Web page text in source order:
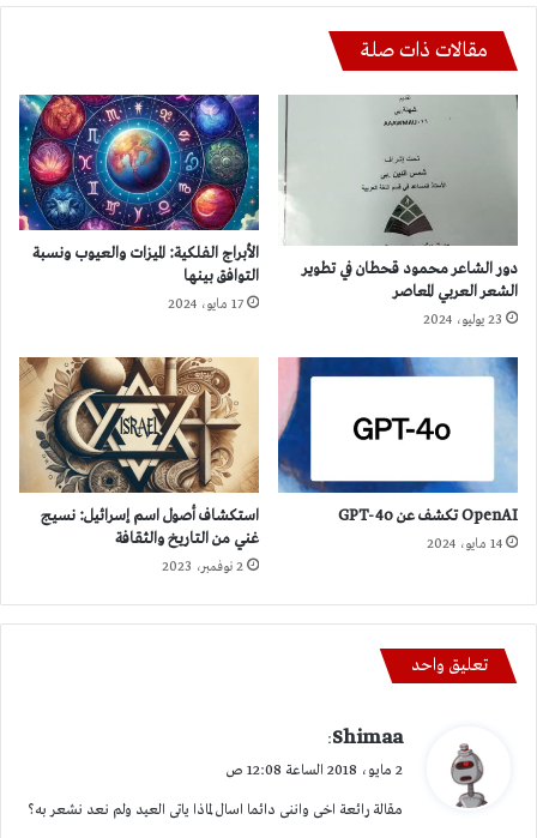
مقالات ذات صلة
دور الشاعر محمود قحطان في تطوير
الشعر العربي المعاصر
23 يوليو، 2024
الأبراج الفلكية: الميزات والعيوب ونسبة
التوافق بينها
17 مايو، 2024
OpenAI تكشف عن GPT-4o
14 مايو، 2024
استكشاف أصول اسم إسرائيل: نسيج
غني من التاريخ والثقافة
2 نوفمبر، 2023
تعليق واحد
ي
ل
Shimaa
:
2 مايو، 2018 الساعة 12:08 ص
مقالة رائعة اخى واننى دائما اسال لماذا ياتى العيد ولم نعد نشعر به؟